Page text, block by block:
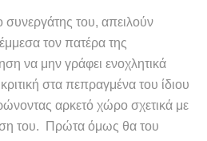
συνεργάτης του, απειλούν
τον πατέρα της
να μην γράφει ενοχλητικά
στα πεπραγμένα του ίδιου
αρκετό χώρο σχετικά με
του. Πρώτα όμως θα του